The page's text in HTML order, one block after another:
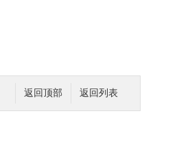
返回列表
返回顶部